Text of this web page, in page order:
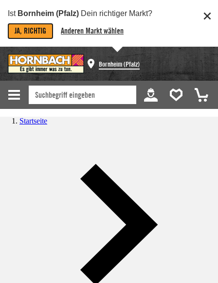
Ist Bornheim (Pfalz) Dein richtiger Markt?
JA, RICHTIG Anderen Markt wählen
Bornheim (Pfalz)
Startseite